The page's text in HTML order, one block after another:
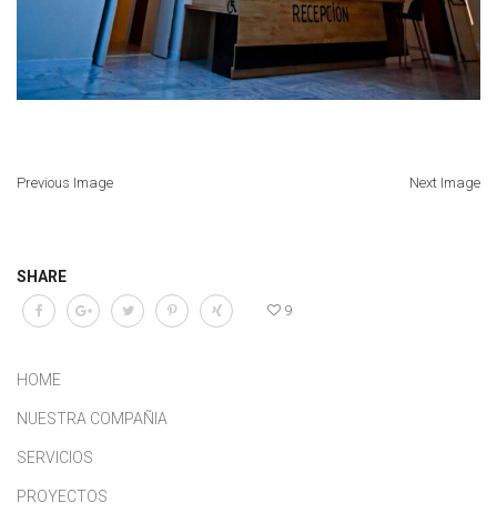
Previous Image Next Image
SHARE
9
HOME
NUESTRA COMPAÑIA
SERVICIOS
PROYECTOS